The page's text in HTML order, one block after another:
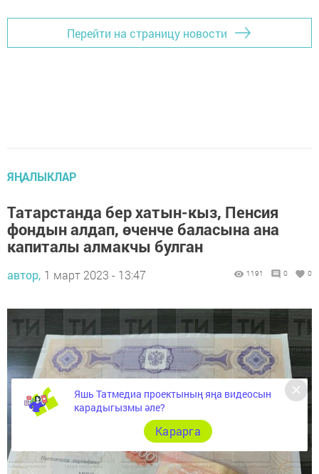
Перейти на страницу новости
ЯҢАЛЫКЛАР
Татарстанда бер хатын-кыз, Пенсия
фондын алдап, өченче баласына ана
капиталы алмакчы булган
автор, 1 март 2023 - 13:47 1191 0 0
Яшь Татмедиа проектының яңа видеосын
карадыгызмы әле?
Карарга